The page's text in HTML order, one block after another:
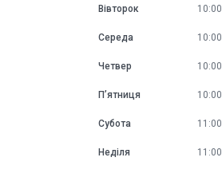
Вівторок 10:00
Середа 10:00
Четвер 10:00
Пʼятниця 10:00
Субота 11:00
Неділя 11:00